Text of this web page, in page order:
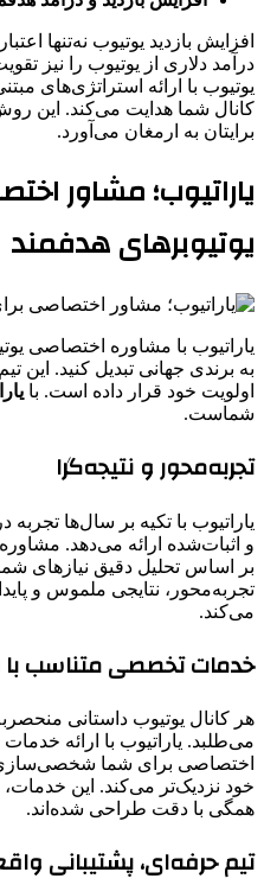
افزایش بازدید یوتیوب نه‌تنها
درآمد دلاری از یوتیوب را نیز
یوتیوب با ارائه استراتژی‌های
کانال شما هدایت می‌کند. این
برایتان به ارمغان می‌آورد.
یاراتیوب؛ مشاور
یوتیوبرهای هدفمند
یاراتیوب با مشاوره اختصاصی
به برندی جهانی تبدیل کنید. این
اولویت خود قرار داده است. با
شماست.
تجربه‌محور و نتیجه‌گرا
یاراتیوب با تکیه بر سال‌ها
و اثبات‌شده ارائه می‌دهد.
بر اساس تحلیل دقیق نیازهای
تجربه‌محور، نتایجی ملموس و
می‌کند.
خدمات تخصصی متناسب با
هر کانال یوتیوب داستانی
می‌طلبد. یاراتیوب با ارائه
اختصاصی برای شما شخصی‌سازی
خود نزدیک‌تر می‌کند. این خدمات،
همگی با دقت طراحی شده‌اند.
تیم حرفه‌ای، پشتیبانی